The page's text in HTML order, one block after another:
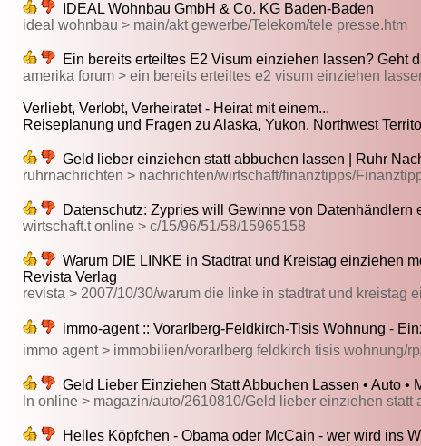
IDEAL Wohnbau GmbH & Co. KG Baden-Baden
ideal wohnbau > main/akt gewerbe/Telekom/tele presse.htm
Ein bereits erteiltes E2 Visum einziehen lassen? Geht
amerika forum > ein bereits erteiltes e2 visum einziehen
Verliebt, Verlobt, Verheiratet - Heirat mit einem...
Reiseplanung und Fragen zu Alaska, Yukon, Northwest
Geld lieber einziehen statt abbuchen lassen | Ruhr
ruhrnachrichten > nachrichten/wirtschaft/finanztipps/
Datenschutz: Zypries will Gewinne von Datenhändlern
wirtschaft.t online > c/15/96/51/58/15965158
Warum DIE LINKE in Stadtrat und Kreistag einziehen
Revista Verlag
revista > 2007/10/30/warum die linke in stadtrat und kreistag
immo-agent :: Vorarlberg-Feldkirch-Tisis Wohnung -
immo agent > immobilien/vorarlberg feldkirch tisis wohnung/
Geld Lieber Einziehen Statt Abbuchen Lassen • Auto •
ln online > magazin/auto/2610810/Geld lieber einziehen statt
Helles Köpfchen - Obama oder McCain - wer wird ins